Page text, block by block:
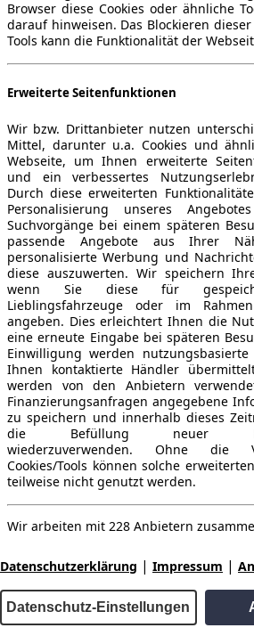
Browser diese Cookies oder ähnliche
darauf hinweisen. Das Blockieren
Tools kann die Funktionalität der
Erweiterte Seitenfunktionen
Wir bzw. Drittanbieter nutzen
Mittel, darunter u.a. Cookies und
Webseite, um Ihnen erweiterte
und ein verbessertes
Durch diese erweiterten
Personalisierung unseres
Suchvorgänge bei einem späteren
passende Angebote aus Ihrer
personalisierte Werbung und
diese auszuwerten. Wir speichern
wenn Sie diese für
Lieblingsfahrzeuge oder im
angeben. Dies erleichtert Ihnen die
eine erneute Eingabe bei späteren
Einwilligung werden
Ihnen kontaktierte Händler
werden von den Anbietern
Finanzierungsanfragen angegebene
zu speichern und innerhalb dieses
die Befüllung neuer
wiederzuverwenden. Ohne die
Cookies/Tools können solche
teilweise nicht genutzt werden.
Wir arbeiten mit 228 Anbietern
Datenschutzerklärung | Impressum |
Datenschutz-Einstellungen